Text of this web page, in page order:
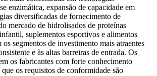
enzimática, expansão de capacidade em
diversificadas de fornecimento de
mercado de hidrolisados ​​de proteínas
suplementos esportivos e alimentos
os segmentos de investimento mais atraentes
e às altas barreiras de entrada. Os
os fabricantes com forte conhecimento
os requisitos de conformidade são